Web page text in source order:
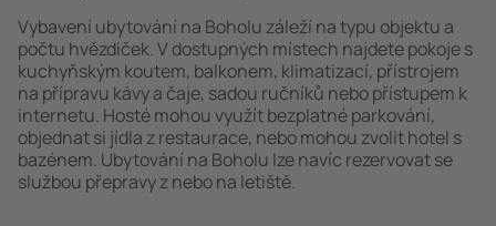
Vybavení ubytování na Boholu záleží na typu objektu a
počtu hvězdiček. V dostupných místech najdete pokoje s
kuchyňským koutem, balkonem, klimatizací, přístrojem
na přípravu kávy a čaje, sadou ručníků nebo přístupem k
internetu. Hosté mohou využít bezplatné parkování,
objednat si jídla z restaurace, nebo mohou zvolit hotel s
bazénem. Ubytování na Boholu lze navíc rezervovat se
službou přepravy z nebo na letiště.